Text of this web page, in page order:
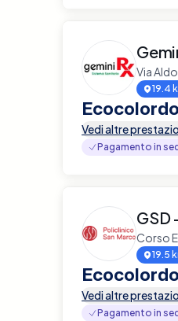
Via
19.4
Vedi altre
Pagamento in
GSD
Corso
19.5
Vedi altre
Pagamento in